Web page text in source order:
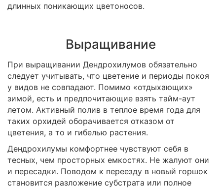
длинных поникающих цветоносов.
Выращивание
При выращивании Дендрохилумов обязательно
следует учитывать, что цветение и периоды покоя
у видов не совпадают. Помимо «отдыхающих»
зимой, есть и предпочитающие взять тайм-аут
летом. Активный полив в теплое время года для
таких орхидей оборачивается отказом от
цветения, а то и гибелью растения.
Дендрохилумы комфортнее чувствуют себя в
тесных, чем просторных емкостях. Не жалуют они
и пересадки. Поводом к переезду в новый горшок
становится разложение субстрата или полное